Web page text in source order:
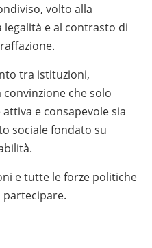
volto alla
e al contrasto di
tra istituzioni,
che solo
e consapevole sia
sociale fondato su
e tutte le forze politiche